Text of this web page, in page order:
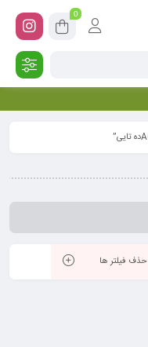
0
حذف فیلتر ها